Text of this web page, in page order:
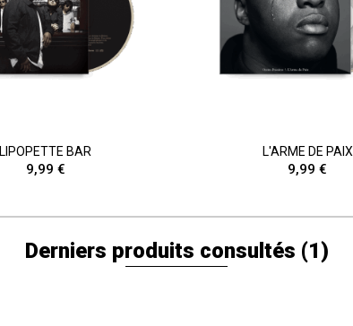
LIPOPETTE BAR
9,99 €
L'ARME DE PAIX
9,99 €
Derniers produits consultés (1)